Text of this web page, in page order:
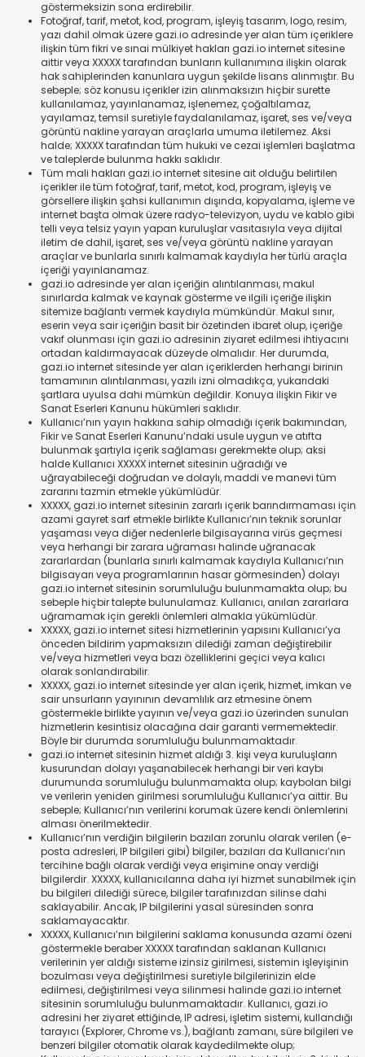
göstermeksizin sona erdirebilir.
Fotoğraf, tarif, metot, kod, program, işleyiş tasarım, logo, resim,
yazı dahil olmak üzere gazi.io adresinde yer alan tüm içeriklere
ilişkin tüm fikri ve sınai mülkiyet hakları gazi.io internet sitesine
aittir veya XXXXX tarafından bunların kullanımına ilişkin olarak
hak sahiplerinden kanunlara uygun şekilde lisans alınmıştır. Bu
sebeple; söz konusu içerikler izin alınmaksızın hiçbir surette
kullanılamaz, yayınlanamaz, işlenemez, çoğaltılamaz,
yayılamaz, temsil suretiyle faydalanılamaz, işaret, ses ve/veya
görüntü nakline yarayan araçlarla umuma iletilemez. Aksi
halde; XXXXX tarafından tüm hukuki ve cezai işlemleri başlatma
ve taleplerde bulunma hakkı saklıdır.
Tüm mali hakları gazi.io internet sitesine ait olduğu belirtilen
içerikler ile tüm fotoğraf, tarif, metot, kod, program, işleyiş ve
görsellere ilişkin şahsi kullanımın dışında, kopyalama, işleme ve
internet başta olmak üzere radyo-televizyon, uydu ve kablo gibi
telli veya telsiz yayın yapan kuruluşlar vasıtasıyla veya dijital
iletim de dahil, işaret, ses ve/veya görüntü nakline yarayan
araçlar ve bunlarla sınırlı kalmamak kaydıyla her türlü araçla
içeriği yayınlanamaz.
gazi.io adresinde yer alan içeriğin alıntılanması, makul
sınırlarda kalmak ve kaynak gösterme ve ilgili içeriğe ilişkin
sitemize bağlantı vermek kaydıyla mümkündür. Makul sınır,
eserin veya sair içeriğin basit bir özetinden ibaret olup, içeriğe
vakıf olunması için gazi.io adresinin ziyaret edilmesi ihtiyacını
ortadan kaldırmayacak düzeyde olmalıdır. Her durumda,
gazi.io internet sitesinde yer alan içeriklerden herhangi birinin
tamamının alıntılanması, yazılı izni olmadıkça, yukarıdaki
şartlara uyulsa dahi mümkün değildir. Konuya ilişkin Fikir ve
Sanat Eserleri Kanunu hükümleri saklıdır.
Kullanıcı’nın yayın hakkına sahip olmadığı içerik bakımından,
Fikir ve Sanat Eserleri Kanunu’ndaki usule uygun ve atıfta
bulunmak şartıyla içerik sağlaması gerekmekte olup; aksi
halde Kullanıcı XXXXX internet sitesinin uğradığı ve
uğrayabileceği doğrudan ve dolaylı, maddi ve manevi tüm
zararını tazmin etmekle yükümlüdür.
XXXXX, gazi.io internet sitesinin zararlı içerik barındırmaması için
azami gayret sarf etmekle birlikte Kullanıcı’nın teknik sorunlar
yaşaması veya diğer nedenlerle bilgisayarına virüs geçmesi
veya herhangi bir zarara uğraması halinde uğranacak
zararlardan (bunlarla sınırlı kalmamak kaydıyla Kullanıcı’nın
bilgisayarı veya programlarının hasar görmesinden) dolayı
gazi.io internet sitesinin sorumluluğu bulunmamakta olup; bu
sebeple hiçbir talepte bulunulamaz. Kullanıcı, anılan zararlara
uğramamak için gerekli önlemleri almakla yükümlüdür.
XXXXX, gazi.io internet sitesi hizmetlerinin yapısını Kullanıcı’ya
önceden bildirim yapmaksızın dilediği zaman değiştirebilir
ve/veya hizmetleri veya bazı özelliklerini geçici veya kalıcı
olarak sonlandırabilir.
XXXXX, gazi.io internet sitesinde yer alan içerik, hizmet, imkan ve
sair unsurların yayınının devamlılık arz etmesine önem
göstermekle birlikte yayının ve/veya gazi.io üzerinden sunulan
hizmetlerin kesintisiz olacağına dair garanti vermemektedir.
Böyle bir durumda sorumluluğu bulunmamaktadır.
gazi.io internet sitesinin hizmet aldığı 3. kişi veya kuruluşların
kusurundan dolayı yaşanabilecek herhangi bir veri kaybı
durumunda sorumluluğu bulunmamakta olup; kaybolan bilgi
ve verilerin yeniden girilmesi sorumluluğu Kullanıcı’ya aittir. Bu
sebeple; Kullanıcı’nın verilerini korumak üzere kendi önlemlerini
alması önerilmektedir.
Kullanıcı’nın verdiğin bilgilerin bazıları zorunlu olarak verilen (e-
posta adresleri, IP bilgileri gibi) bilgiler, bazıları da Kullanıcı’nın
tercihine bağlı olarak verdiği veya erişimine onay verdiği
bilgilerdir. XXXXX, kullanıcılarına daha iyi hizmet sunabilmek için
bu bilgileri dilediği sürece, bilgiler tarafınızdan silinse dahi
saklayabilir. Ancak, IP bilgilerini yasal süresinden sonra
saklamayacaktır.
XXXXX, Kullanıcı’nın bilgilerini saklama konusunda azami özeni
göstermekle beraber XXXXX tarafından saklanan Kullanıcı
verilerinin yer aldığı sisteme izinsiz girilmesi, sistemin işleyişinin
bozulması veya değiştirilmesi suretiyle bilgilerinizin elde
edilmesi, değiştirilmesi veya silinmesi halinde gazi.io internet
sitesinin sorumluluğu bulunmamaktadır. Kullanıcı, gazi.io
adresini her ziyaret ettiğinde, IP adresi, işletim sistemi, kullandığı
tarayıcı (Explorer, Chrome vs.), bağlantı zamanı, süre bilgileri ve
benzeri bilgiler otomatik olarak kaydedilmekte olup;